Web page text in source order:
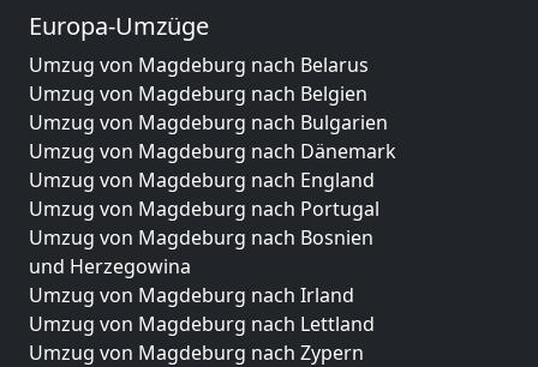
Europa-Umzüge
Umzug von Magdeburg nach Belarus
Umzug von Magdeburg nach Belgien
Umzug von Magdeburg nach Bulgarien
Umzug von Magdeburg nach Dänemark
Umzug von Magdeburg nach England
Umzug von Magdeburg nach Portugal
Umzug von Magdeburg nach Bosnien
und Herzegowina
Umzug von Magdeburg nach Irland
Umzug von Magdeburg nach Lettland
Umzug von Magdeburg nach Zypern